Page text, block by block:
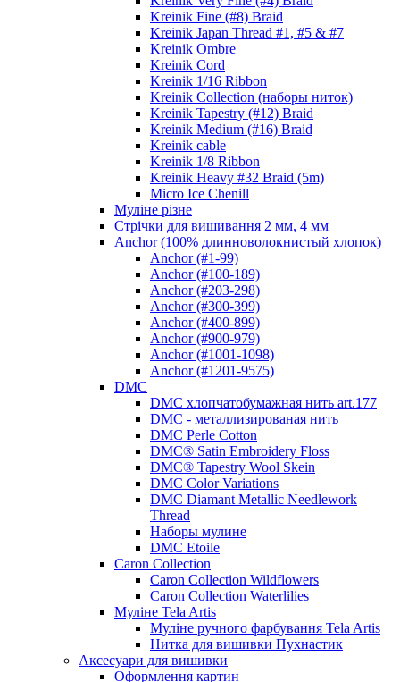
Kreinik Fine (#8) Braid
Kreinik Japan Thread #1, #5 & #7
Kreinik Ombre
Kreinik Cord
Kreinik 1/16 Ribbon
Kreinik Collection (наборы ниток)
Kreinik Tapestry (#12) Braid
Kreinik Medium (#16) Braid
Kreinik cable
Kreinik 1/8 Ribbon
Kreinik Heavy #32 Braid (5m)
Micro Ice Chenill
Муліне різне
Стрічки для вишивання 2 мм, 4 мм
Anchor (100% длинноволокнистый хлопок)
Anchor (#1-99)
Anchor (#100-189)
Anchor (#203-298)
Anchor (#300-399)
Anchor (#400-899)
Anchor (#900-979)
Anchor (#1001-1098)
Anchor (#1201-9575)
DMC
DMC хлопчатобумажная нить art.177
DMC - металлизированая нить
DMC Perle Cotton
DMC® Satin Embroidery Floss
DMC® Tapestry Wool Skein
DMC Color Variations
DMC Diamant Metallic Needlework
Thread
Наборы мулине
DMC Etoile
Caron Collection
Caron Collection Wildflowers
Caron Collection Waterlilies
Муліне Tela Artis
Муліне ручного фарбування Tela Artis
Нитка для вишивки Пухнастик
Аксесуари для вишивки
Оформлення картин